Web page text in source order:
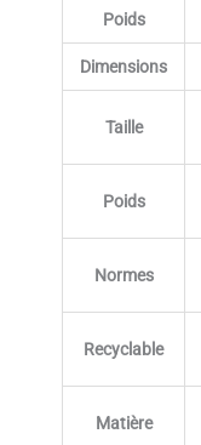
Poids
Dimensions
Taille
Poids
Normes
Recyclable
Matière